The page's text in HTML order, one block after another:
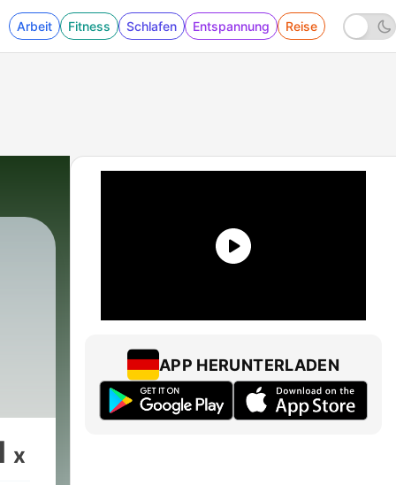
Arbeit Fitness Schlafen Entspannung Reise
x
APP HERUNTERLADEN